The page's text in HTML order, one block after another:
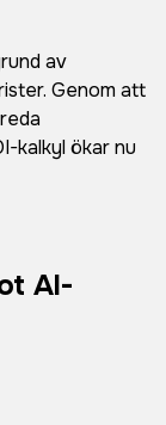
av
Genom att
kalkyl ökar nu
AI-